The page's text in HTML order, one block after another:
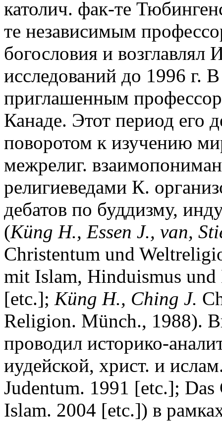
католич. фак-те
те независимым
богословия и возглавлял
исследований до 1996 г.
приглашенным
Канаде. Этот период его
поворотом к изучению
межрелиг.
религиеведами К.
дебатов по буддизму,
(Küng H., Essen J., van,
Christentum und
mit Islam, Hinduismus
[etc.]; Küng H., Ching J.
Religion. Münch., 1988).
проводил историко-
иудейской, христ. и
Judentum. 1991 [etc.];
Islam. 2004 [etc.]) в